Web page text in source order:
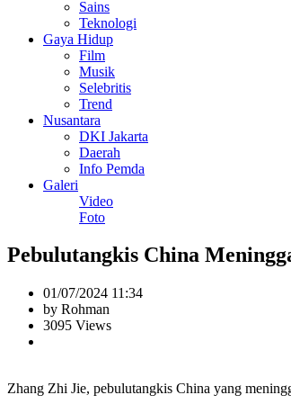
Sains
Teknologi
Gaya Hidup
Film
Musik
Selebritis
Trend
Nusantara
DKI Jakarta
Daerah
Info Pemda
Galeri
Video
Foto
Pebulutangkis China
01/07/2024 11:34
by Rohman
3095 Views
Zhang Zhi Jie, pebulutangkis China yang